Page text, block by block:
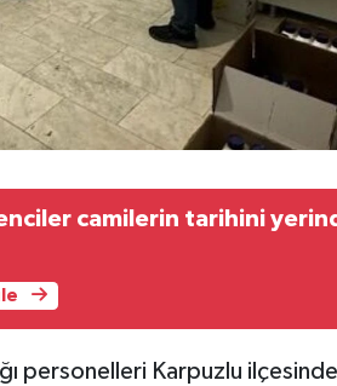
camilerin tarihini
personelleri Karpuzlu